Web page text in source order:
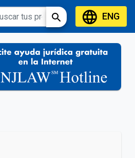
Toolsexpand_more search languageENG